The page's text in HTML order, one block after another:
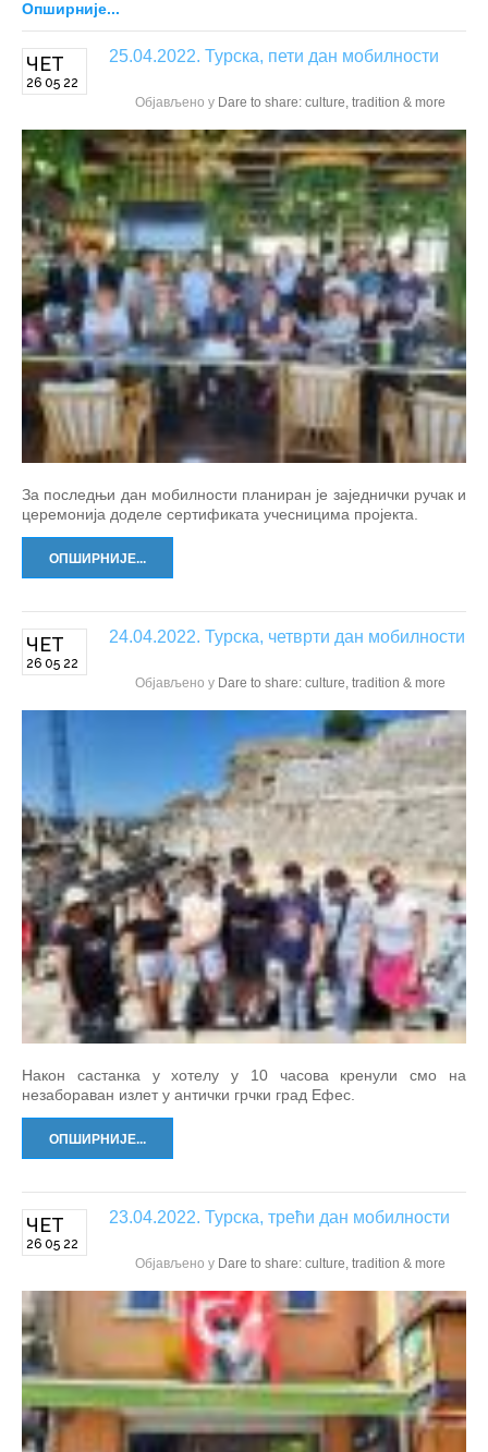
Опширније...
ЧЕТ
26 05 22
25.04.2022. Турска, пети дан мобилности
Објављено у Dare to share: culture, tradition & more
За последњи дан мобилности планиран је заједнички ручак и
церемонија доделе сертификата учесницима пројекта.
ОПШИРНИЈЕ...
ЧЕТ
26 05 22
24.04.2022. Турска, четврти дан мобилности
Објављено у Dare to share: culture, tradition & more
Након састанка у хотелу у 10 часова кренули смо на
незабораван излет у антички грчки град Ефес.
ОПШИРНИЈЕ...
ЧЕТ
26 05 22
23.04.2022. Турска, трећи дан мобилности
Објављено у Dare to share: culture, tradition & more